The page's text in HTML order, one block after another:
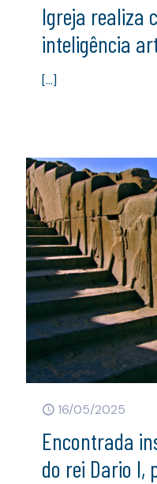
Igreja realiza
inteligência
[…]
16/05/2025
Encontrada
do rei Dario I,